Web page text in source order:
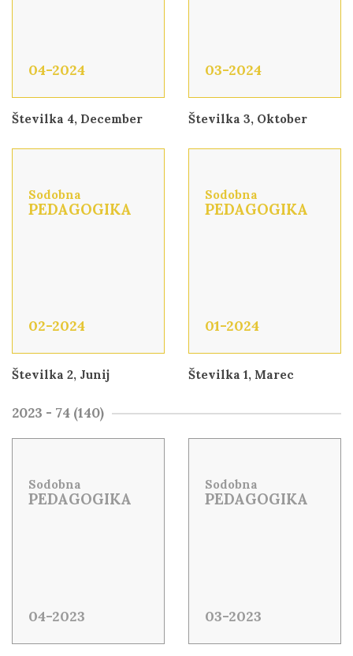
04-2024
Številka 4, December
03-2024
Številka 3, Oktober
Sodobna
PEDAGOGIKA
02-2024
Številka 2, Junij
Sodobna
PEDAGOGIKA
01-2024
Številka 1, Marec
2023 - 74 (140)
Sodobna
PEDAGOGIKA
04-2023
Sodobna
PEDAGOGIKA
03-2023